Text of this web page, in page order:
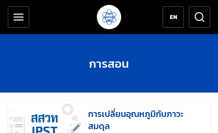
ข้ามไปยังเนื้อหาหลัก
เครื่องมือช่วยเหลือ
EN
การสอน
การเปลี่ยนอุณหภูมิกับภาวะ
สมดุล